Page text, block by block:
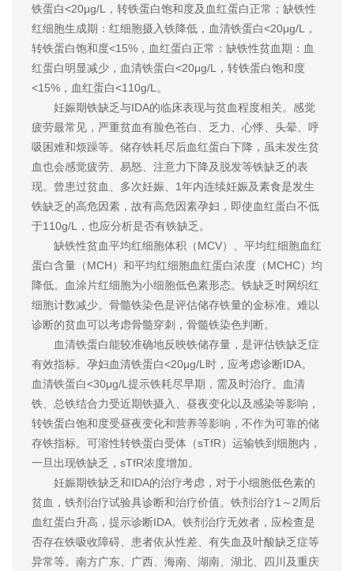
铁蛋白<20μg/L，转铁蛋白饱和度及血红蛋白正常；缺铁性
红细胞生成期：红细胞摄入铁降低，血清铁蛋白<20μg/L，
转铁蛋白饱和度<15%，血红蛋白正常：缺铁性贫血期：血
红蛋白明显减少，血清铁蛋白<20μg/L，转铁蛋白饱和度
<15%，血红蛋白<110g/L。
妊娠期铁缺乏与IDA的临床表现与贫血程度相关。感觉
疲劳最常见，严重贫血有脸色苍白、乏力、心悸、头晕、呼
吸困难和烦躁等。储存铁耗尽后血红蛋白下降，虽未发生贫
血也会感觉疲劳、易怒、注意力下降及脱发等铁缺乏的表
现。曾患过贫血、多次妊娠、1年内连续妊娠及素食是发生
铁缺乏的高危因素，故有高危因素孕妇，即使血红蛋白不低
于110g/L，也应分析是否有铁缺乏。
缺铁性贫血平均红细胞体积（MCV）、平均红细胞血红
蛋白含量（MCH）和平均红细胞血红蛋白浓度（MCHC）均
降低。血涂片红细胞为小细胞低色素形态。铁缺乏时网织红
细胞计数减少。骨髓铁染色是评估储存铁量的金标准。难以
诊断的贫血可以考虑骨髓穿刺，骨髓铁染色判断。
血清铁蛋白能较准确地反映铁储存量，是评估铁缺乏症
有效指标。孕妇血清铁蛋白<20μg/L时，应考虑诊断IDA。
血清铁蛋白<30μg/L提示铁耗尽早期，需及时治疗。血清
铁、总铁结合力受近期铁摄入、昼夜变化以及感染等影响，
转铁蛋白饱和度受昼夜变化和营养等影响，不作为可靠的储
存铁指标。可溶性转铁蛋白受体（sTfR）运输铁到细胞内，
一旦出现铁缺乏，sTfR浓度增加。
妊娠期铁缺乏和IDA的治疗考虑，对于小细胞低色素的
贫血，铁剂治疗试验具诊断和治疗价值。铁剂治疗1～2周后
血红蛋白升高，提示诊断IDA。铁剂治疗无效者，应检查是
否存在铁吸收障碍、患者依从性差、有失血及叶酸缺乏症等
异常等。南方广东、广西、海南、湖南、湖北、四川及重庆